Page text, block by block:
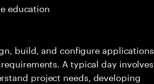
education
build, and configure applications
A typical day involves
project needs, developing